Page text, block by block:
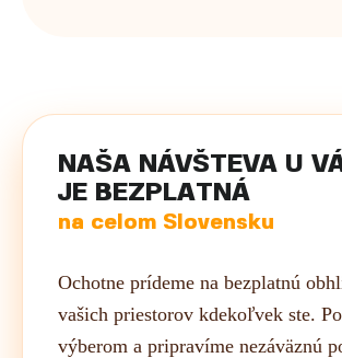
NAŠA NÁVŠTEVA U
JE BEZPLATNÁ
na celom Slovensku
Ochotne prídeme na bezplatnú
vašich priestorov kdekoľvek ste.
výberom a pripravíme nezáväznú